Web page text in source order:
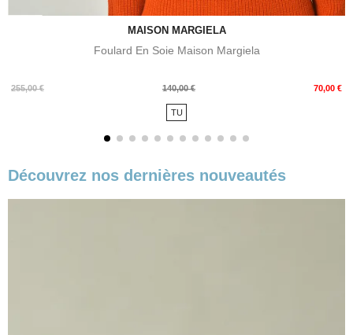
MAISON MARGIELA
Foulard En Soie Maison Margiela
255,00 €
Prix
140,00 € 70,00 €
Prix
TU
Découvrez nos dernières nouveautés